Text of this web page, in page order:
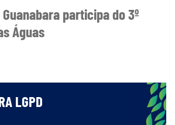
participa do 3º
Águas
LGPD